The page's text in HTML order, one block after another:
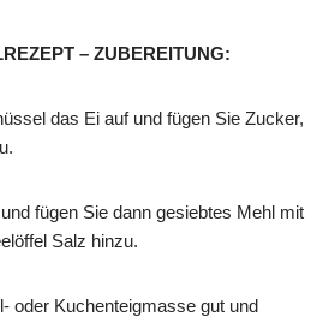
– ZUBEREITUNG:
das Ei auf und fügen Sie Zucker,
fügen Sie dann gesiebtes Mehl mit
Salz hinzu.
oder Kuchenteigmasse gut und